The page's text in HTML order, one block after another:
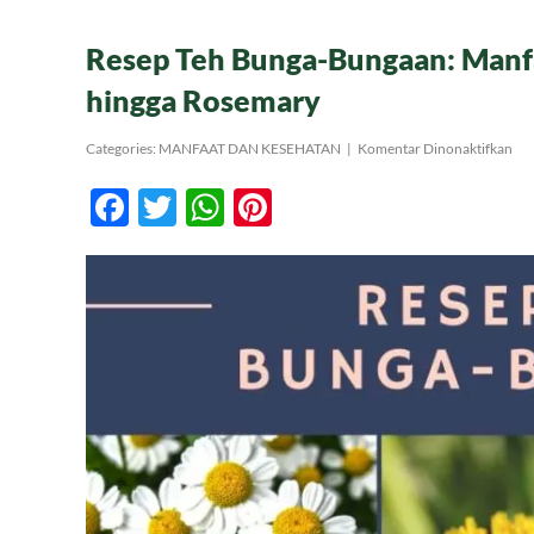
Resep Teh Bunga-Bungaan:
hingga Rosemary
Categories: MANFAAT DAN KESEHATAN | Komentar Dinonaktifkan
Facebook
TwitterWhatsApp